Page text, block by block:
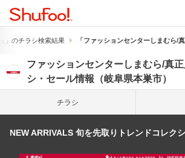
」のチラシ検索結果 「ファッションセンターしまむら/
ファッションセンターしまむら/真
シ・セール情報（岐阜県本巣市）
チラシ
NEW ARRIVALS 旬を先取りトレンドコレク